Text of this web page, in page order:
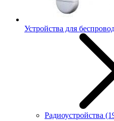
Устройства для
Радиоустройства